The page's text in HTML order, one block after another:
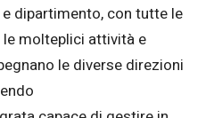
dipartimento, con tutte le
molteplici attività e
le diverse direzioni